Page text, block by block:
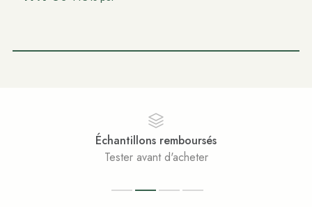
Échantillons remboursés
Tester avant d'acheter